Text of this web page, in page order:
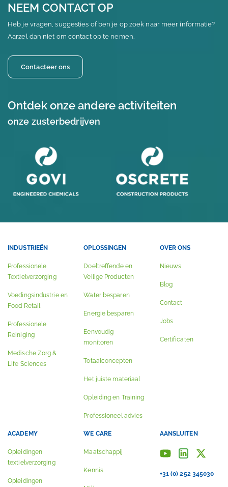
NEEM CONTACT OP
Heb je vragen, suggesties of ben je op zoek naar meer informatie?
Aarzel dan niet om contact op te nemen.
Contacteer ons
Ontdek onze andere activiteiten
onze zusterbedrijven
INDUSTRIEËN
Professionele
Textielverzorging
Voedingsindustrie en
Food Retail
Professionele
Reiniging
Medische Zorg &
Life Sciences
OPLOSSINGEN
Doeltreffende en
Veilige Producten
Water besparen
Energie besparen
Eenvoudig
monitoren
Totaalconcepten
Het juiste materiaal
Opleiding en Training
Professioneel advies
OVER ONS
Nieuws
Blog
Contact
Jobs
Certificaten
ACADEMY
Opleidingen
textielverzorging
Opleidingen
WE CARE
Maatschappij
Kennis
AANSLUITEN
+31 (0) 252 345030